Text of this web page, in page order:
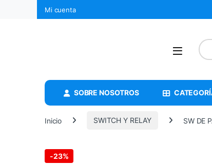
Mi cuenta
SOBRE NOSOTROS
Inicio SWITCH Y RELAY SW DE
-23%